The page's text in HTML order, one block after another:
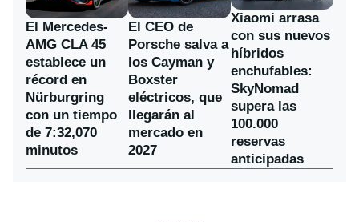
El Mercedes-
AMG CLA 45
establece un
récord en
Nürburgring
con un tiempo
de 7:32,070
minutos
El CEO de
Porsche salva a
los Cayman y
Boxster
eléctricos, que
llegarán al
mercado en
2027
Xiaomi arrasa
con sus nuevos
híbridos
enchufables:
SkyNomad
supera las
100.000
reservas
anticipadas